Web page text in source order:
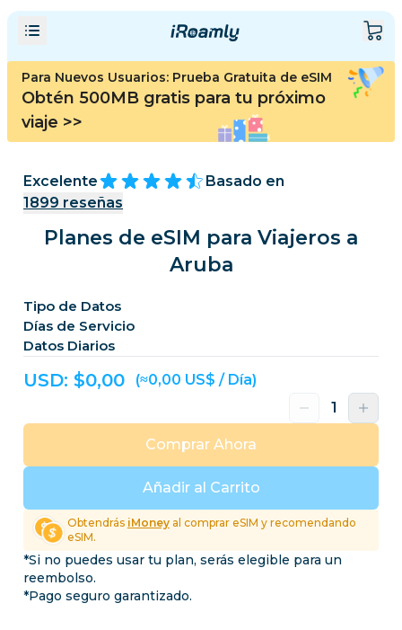
Para Nuevos Usuarios: Prueba Gratuita de eSIM
Obtén 500MB gratis para tu próximo
viaje >>
Excelente
Basado en
1899 reseñas
Planes de eSIM para Viajeros a
Aruba
Tipo de Datos
Días de Servicio
Datos Diarios
USD: $0,00 (≈0,00 US$ / Día)
Añadir al Carrito
Comprar Ahora
Obtendrás iMoneyal comprar eSIM y recomendando
eSIM.
*Si no puedes usar tu plan, serás elegible para un
reembolso.
*Pago seguro garantizado.